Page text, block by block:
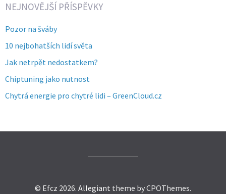
NEJNOVĚJŠÍ PŘÍSPĚVKY
Pozor na šváby
10 nejbohatších lidí světa
Jak netrpět nedostatkem?
Chiptuning jako nutnost
Chytrá energie pro chytré lidi – GreenCloud.cz
© Efcz 2026. Allegiant theme by CPOThemes.